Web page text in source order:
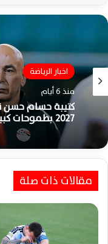
اخبار الرياضة
منذ 6 أيام
كتيبة حسام حسن
2027 بطموحات كبيرة نحو التأهل
مقالات ذات صلة